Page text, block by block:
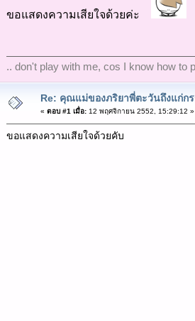
ขอแสดงความเสียใจด้วยค่ะ
.. don't play with me, cos I know how to
Re: คุณแม่ของภริยาพี่ตะวันถึงแก่ก
« ตอบ #1 เมื่อ:12 พฤศจิกายน 2552, 15:29:12 »
ขอแสดงความเสียใจด้วยคับ